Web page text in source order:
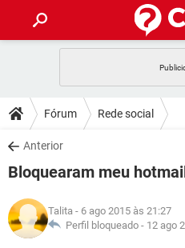
CELULAR
OUTLOOK
INSTAGRAM
GUIA DE COMPRAS
DICAS
JOGOS
INSTAGRAM
GUIA DE COMPRAS
DOWNLOADS
JOGOS
CELULAR
OUTLOOK
FÓRUM
JOGOS
CELULAR
GLOSSÁRIO
Fórum Rede social
Anterior
Bloquearam meu
Talita - 6 ago 2015 às 21:27
Perfil bloqueado - 12 ago